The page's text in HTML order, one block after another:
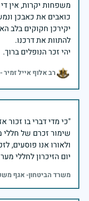
משפחות יקרות, אין
כואבים את כאבכן
יקירכן חקוקים בלב
יהי זכר הנופלים ברוך.
רב אלוף אייל
שימור זכרם של חללי
יום הזיכרון לחללי
משרד הביטחון- אגף